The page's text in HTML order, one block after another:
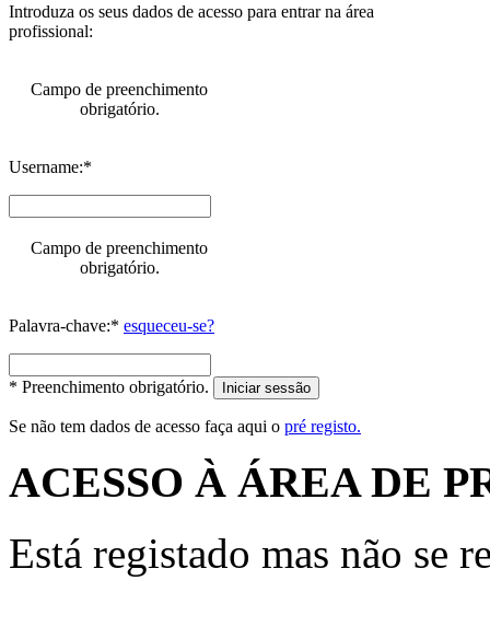
Introduza os seus dados de acesso para entrar na área
profissional:
Campo de preenchimento
obrigatório.
Username:*
Campo de preenchimento
obrigatório.
Palavra-chave:* esqueceu-se?
* Preenchimento obrigatório. Iniciar sessão
Se não tem dados de acesso faça aqui o pré registo.
ACESSO À ÁREA DE
Está registado mas não se